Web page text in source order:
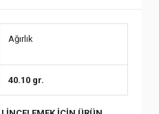
Ağırlık
40.10 gr.